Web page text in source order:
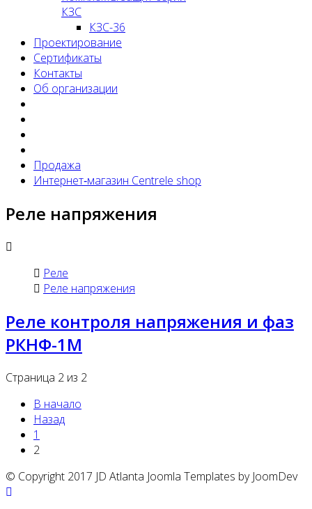
КЗС
КЗС-36
Проектирование
Сертификаты
Контакты
Об организации
Продажа
Интернет‑магазин Centrele shop
Реле напряжения
Реле
Реле напряжения
Реле контроля напряжения и фаз
РКНФ-1М
Страница 2 из 2
В начало
Назад
1
2
© Copyright 2017 JD Atlanta Joomla Templates by JoomDev